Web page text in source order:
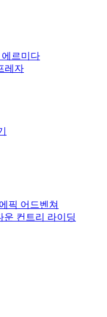
르미다
레자
픽 어드벤쳐
운 컨트리 라이딩